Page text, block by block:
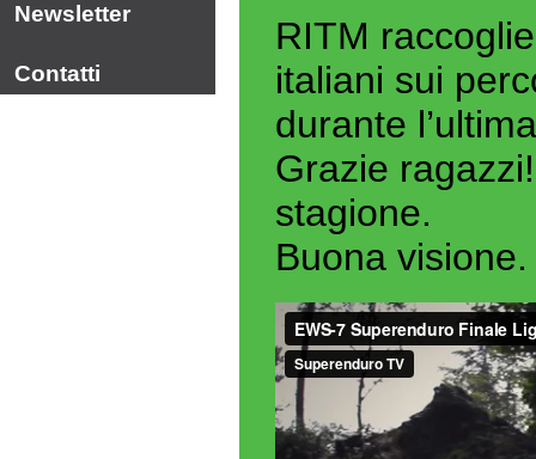
RITM
italiani sui
durante
Grazie
stagione.
Buona visione.
Newsletter
Contatti